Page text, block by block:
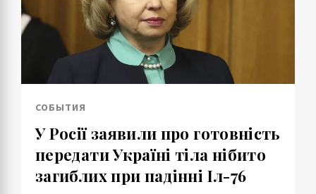
СОБЫТИЯ
У Росії заявили про готовність
передати Україні тіла нібито
загиблих при падінні Іл-76